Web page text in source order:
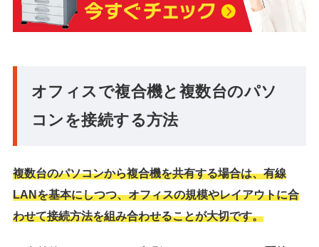
オフィスで複合機と複数台のパソ
コンを接続する方法
複数台のパソコンから複合機を共有する場合は、有線
LANを基本にしつつ、オフィスの規模やレイアウトに合
わせて接続方法を組み合わせることが大切です。